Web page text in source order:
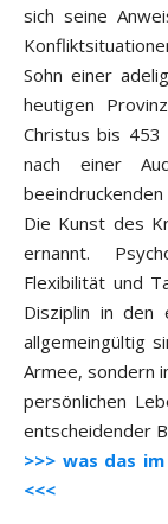
sich seine
Sohn einer
heutigen
Christus bis 453
nach einer
Die Kunst des
ernannt.
Flexibilität und
Disziplin in den
allgemeingültig
Armee, sondern
persönlichen
entscheidender
>>> was das
<<<